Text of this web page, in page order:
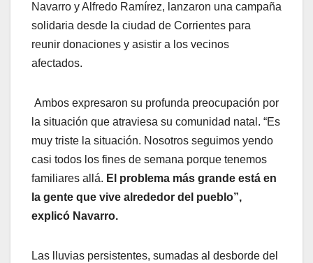
Navarro y Alfredo Ramírez, lanzaron una campaña
solidaria desde la ciudad de Corrientes para
reunir donaciones y asistir a los vecinos
afectados.
Ambos expresaron su profunda preocupación por
la situación que atraviesa su comunidad natal. “Es
muy triste la situación. Nosotros seguimos yendo
casi todos los fines de semana porque tenemos
familiares allá. El problema más grande está en
la gente que vive alrededor del pueblo”,
explicó Navarro.
Las lluvias persistentes, sumadas al desborde del